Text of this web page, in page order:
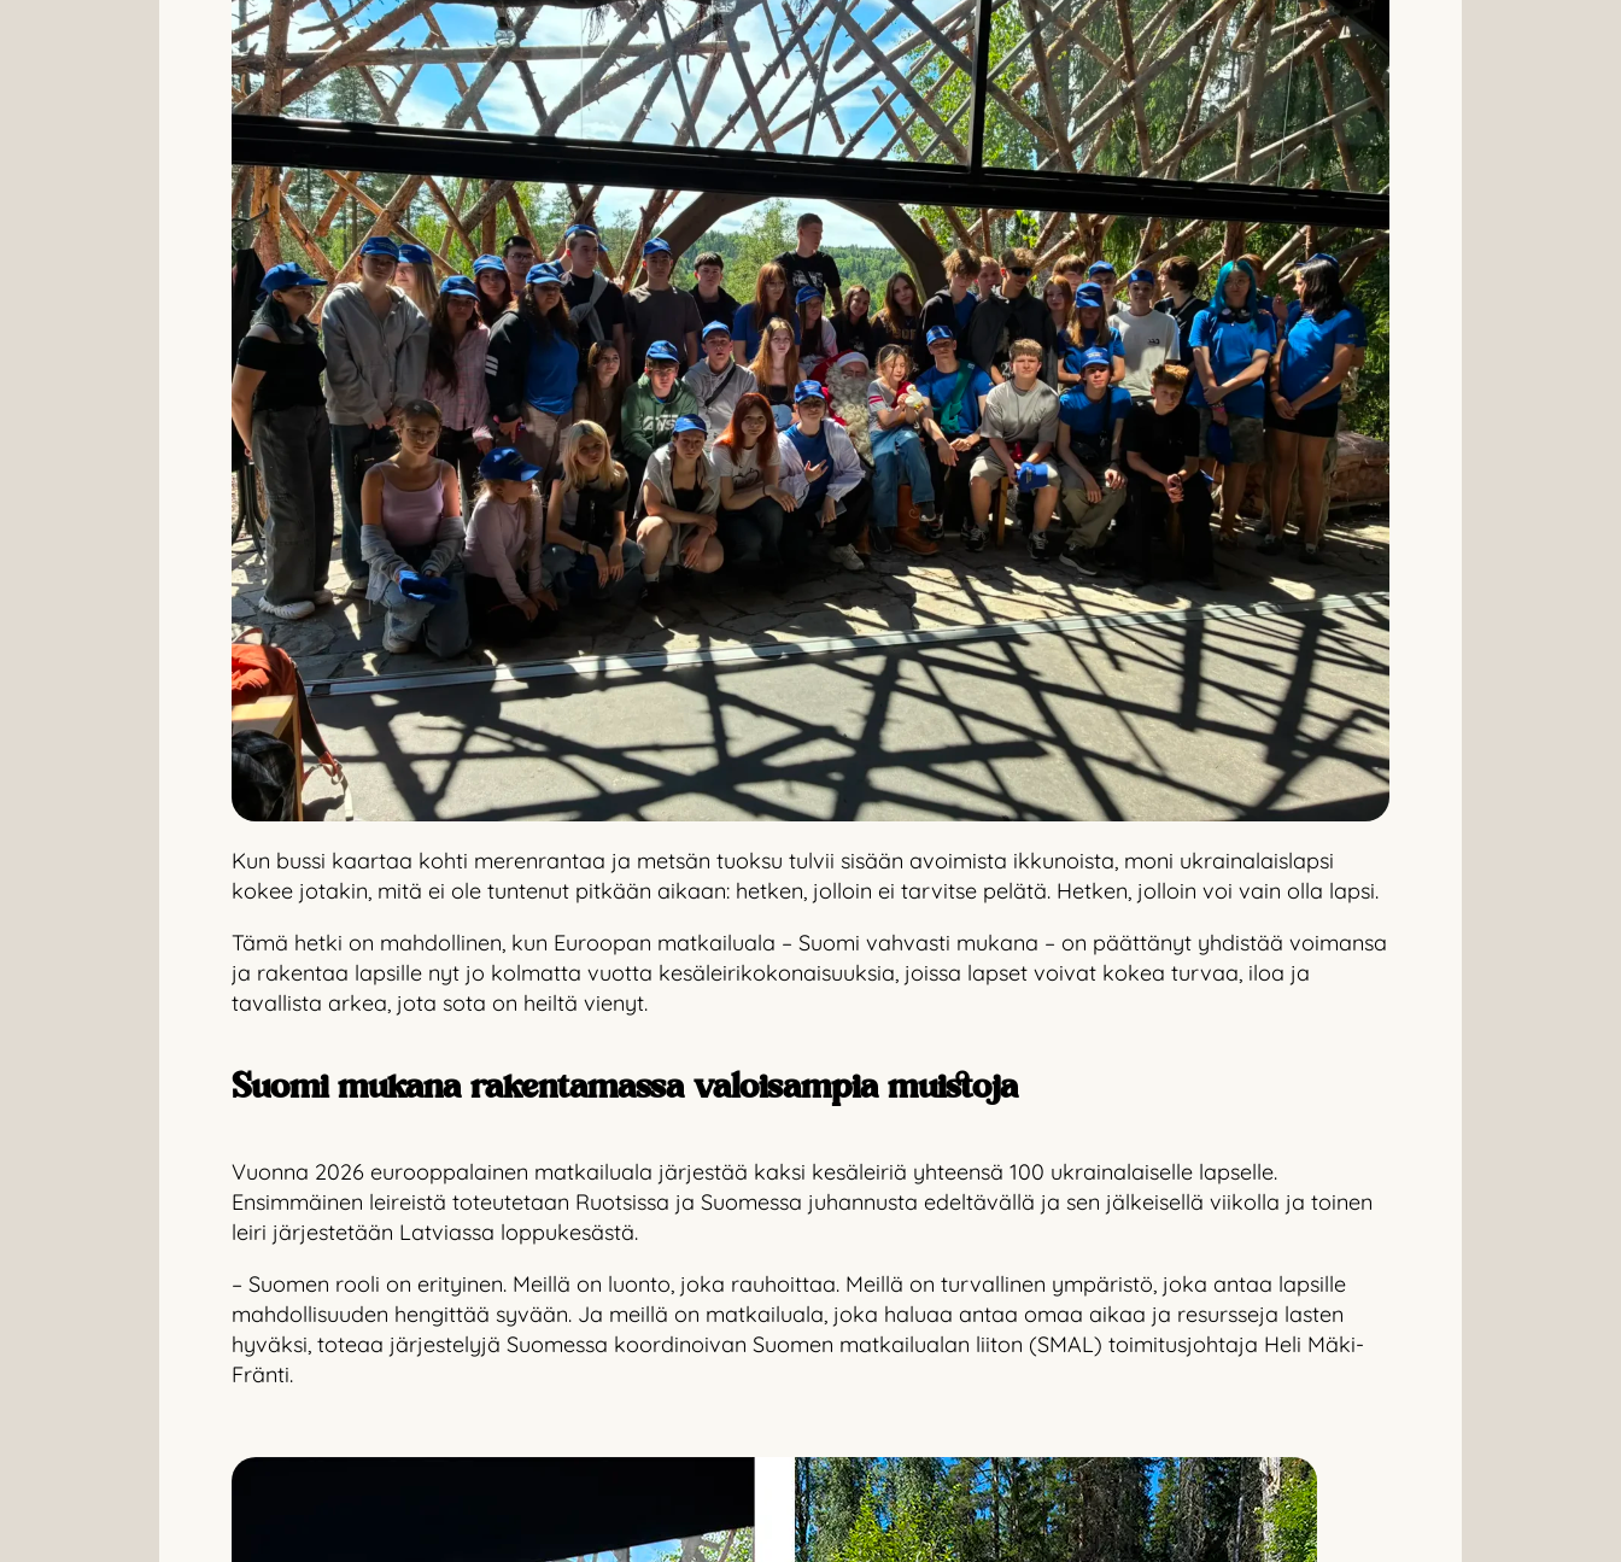
Kun bussi kaartaa kohti merenrantaa ja metsän tuoksu tulvii sisään avoimista ikkunoista, moni ukrainalaislapsi
kokee jotakin, mitä ei ole tuntenut pitkään aikaan: hetken, jolloin ei tarvitse pelätä. Hetken, jolloin voi vain olla lapsi.
Tämä hetki on mahdollinen, kun Euroopan matkailuala – Suomi vahvasti mukana – on päättänyt yhdistää voimansa
ja rakentaa lapsille nyt jo kolmatta vuotta kesäleirikokonaisuuksia, joissa lapset voivat kokea turvaa, iloa ja
tavallista arkea, jota sota on heiltä vienyt.
Suomi mukana rakentamassa valoisampia muistoja
Vuonna 2026 eurooppalainen matkailuala järjestää kaksi kesäleiriä yhteensä 100 ukrainalaiselle lapselle.
Ensimmäinen leireistä toteutetaan Ruotsissa ja Suomessa juhannusta edeltävällä ja sen jälkeisellä viikolla ja toinen
leiri järjestetään Latviassa loppukesästä.
– Suomen rooli on erityinen. Meillä on luonto, joka rauhoittaa. Meillä on turvallinen ympäristö, joka antaa lapsille
mahdollisuuden hengittää syvään. Ja meillä on matkailuala, joka haluaa antaa omaa aikaa ja resursseja lasten
hyväksi, toteaa järjestelyjä Suomessa koordinoivan Suomen matkailualan liiton (SMAL) toimitusjohtaja Heli Mäki-
Fränti.